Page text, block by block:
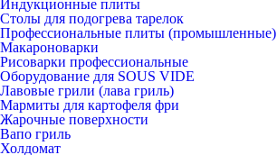
Индукционные плиты
Столы для подогрева тарелок
Профессиональные плиты (промышленные)
Макароноварки
Рисоварки профессиональные
Оборудование для SOUS VIDE
Лавовые грили (лава гриль)
Мармиты для картофеля фри
Жарочные поверхности
Вапо гриль
Холдомат